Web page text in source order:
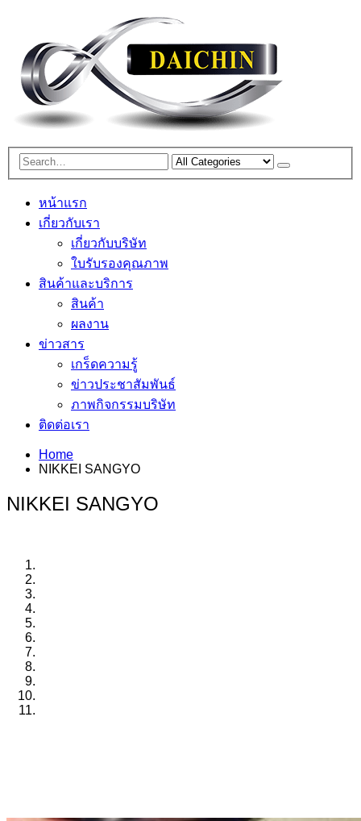
หน้าแรก
เกี่ยวกับเรา
เกี่ยวกับบริษัท
ใบรับรองคุณภาพ
สินค้าและบริการ
สินค้า
ผลงาน
ข่าวสาร
เกร็ดความรู้
ข่าวประชาสัมพันธ์
ภาพกิจกรรมบริษัท
ติดต่อเรา
Home
NIKKEI SANGYO
NIKKEI SANGYO